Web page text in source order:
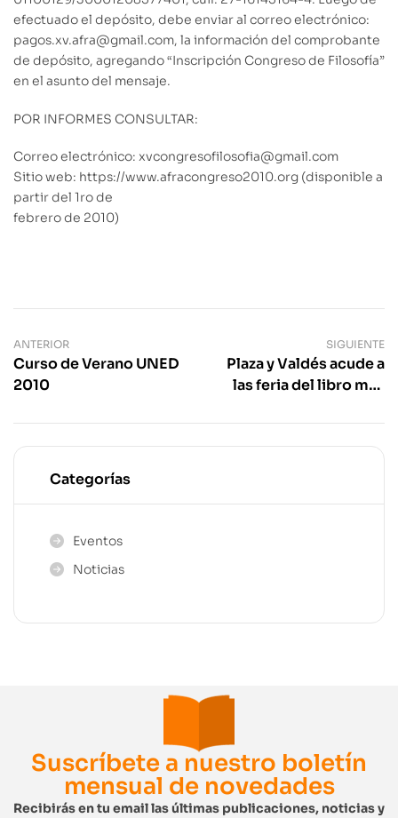
efectuado el depósito, debe enviar al correo electrónico:
pagos.xv.afra@gmail.com, la información del comprobante
de depósito, agregando “Inscripción Congreso de Filosofía”
en el asunto del mensaje.
POR INFORMES CONSULTAR:
Correo electrónico: xvcongresofilosofia@gmail.com
Sitio web: https://www.afracongreso2010.org (disponible a
partir del 1ro de
febrero de 2010)
ANTERIOR
Curso de Verano UNED
2010
SIGUIENTE
Plaza y Valdés acude a
las feria del libro más
Categorías
Eventos
Noticias
Suscríbete a nuestro boletín
mensual de novedades
Recibirás en tu email las últimas publicaciones, noticias y